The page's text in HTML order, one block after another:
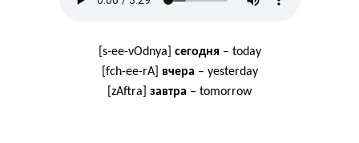
[s-ee-vOdnya] сегодня – today
[fch-ee-rA] вчера – yesterday
[zAftra] завтра – tomorrow